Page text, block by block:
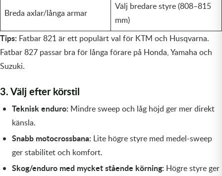
Vinschar & Tillbehör
Vinterprodukter
Breda axlar/långa armar
Välj bredare styre (808–815
mm)
Tips: Fatbar 821 är ett populärt val för KTM och Husqvarna.
Fatbar 827 passar bra för långa förare på Honda, Yamaha och
Suzuki.
3. Välj efter körstil
Teknisk enduro: Mindre sweep och låg höjd ger mer direkt
känsla.
Snabb motocrossbana: Lite högre styre med medel-sweep
ger stabilitet och komfort.
Skog/enduro med mycket stående körning: Högre styre ger